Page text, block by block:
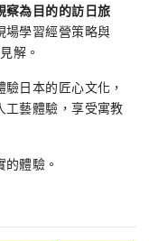
察為目的的訪日旅
場學習經營策略與
解。
驗日本的匠心文化，
工藝體驗，享受寓教
體驗。